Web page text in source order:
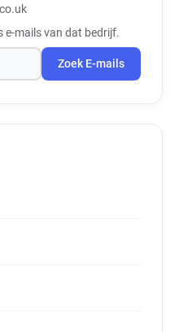
e-mails van dat bedrijf.
Zoek E-mails